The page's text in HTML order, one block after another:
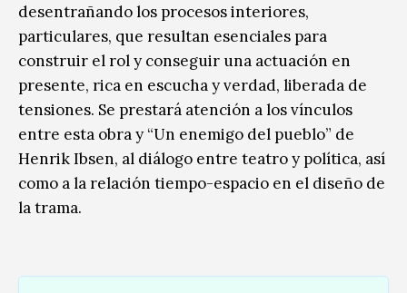
desentrañando los procesos interiores,
particulares, que resultan esenciales para
construir el rol y conseguir una actuación en
presente, rica en escucha y verdad, liberada de
tensiones. Se prestará atención a los vínculos
entre esta obra y “Un enemigo del pueblo” de
Henrik Ibsen, al diálogo entre teatro y política, así
como a la relación tiempo-espacio en el diseño de
la trama.